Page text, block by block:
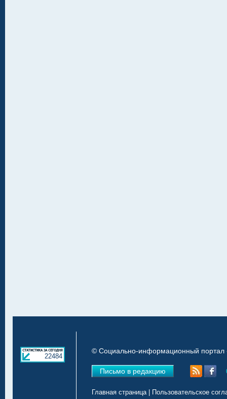
22484
© Социально-информационный портал
Письмо в редакцию
Главная страница| Пользовательское